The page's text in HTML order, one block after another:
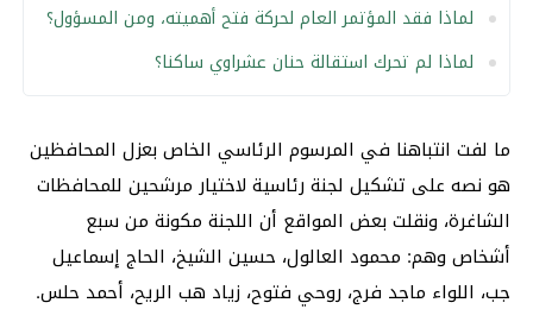
لماذا فقد المؤتمر العام لحركة فتح أهميته، ومن المسؤول؟
لماذا لم تحرك استقالة حنان عشراوي ساكنا؟
ما لفت انتباهنا في المرسوم الرئاسي الخاص بعزل المحافظين
هو نصه على تشكيل لجنة رئاسية لاختيار مرشحين للمحافظات
الشاغرة، ونقلت بعض المواقع أن اللجنة مكونة من سبع
أشخاص وهم: محمود العالول، حسين الشيخ، الحاج إسماعيل
جب، اللواء ماجد فرج، روحي فتوح، زياد هب الريح، أحمد حلس.